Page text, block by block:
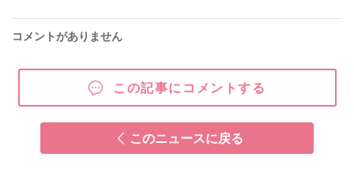
コメントがありません
この記事にコメントする
このニュースに戻る